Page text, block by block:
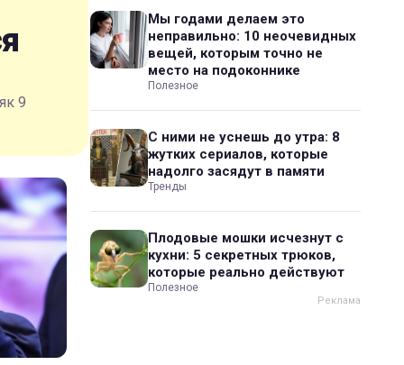
9
Мы годами делаем это
неправильно: 10 неочевидных
вещей, которым точно не
место на подоконнике
Полезное
С ними не уснешь до утра: 8
жутких сериалов, которые
надолго засядут в памяти
Тренды
Плодовые мошки исчезнут с
кухни: 5 секретных трюков,
которые реально действуют
Полезное